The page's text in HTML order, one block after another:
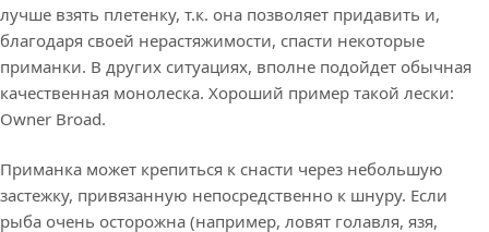
лучше взять плетенку, т.к. она позволяет придавить и,
благодаря своей нерастяжимости, спасти некоторые
приманки. В других ситуациях, вполне подойдет обычная
качественная монолеска. Хороший пример такой лески:
Owner Broad.
Приманка может крепиться к снасти через небольшую
застежку, привязанную непосредственно к шнуру. Если
рыба очень осторожна (например, ловят голавля, язя,